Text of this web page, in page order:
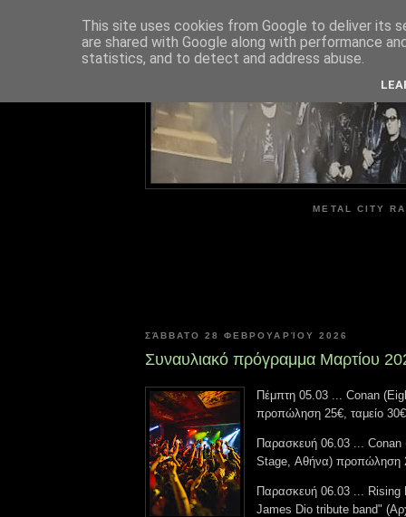
METAL CITY
ΣΆΒΒΑΤΟ 28 ΦΕΒΡΟΥΑΡΊΟΥ 2026
Συναυλιακό πρόγραμμα Μαρτίου
Πέμπτη 05.03 ... Conan
προπώληση 25€, ταμείο 30€
Παρασκευή 06.03 ... Conan
Stage, Αθήνα) προπώληση
Παρασκευή 06.03 ... Rising
James Dio tribute band"
This site uses cookies from Google to deliver its
are shared with Google along with performance
statistics, and to detect and address abuse.